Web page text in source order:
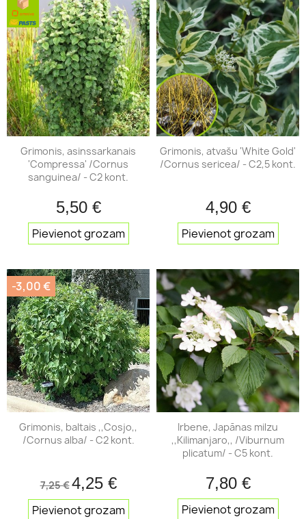
Grimonis, asinssarkanais
'Compressa' /Cornus
sanguinea/ - C2 kont.
5,50 €
Pievienot grozam
Grimonis, atvašu 'White Gold'
/Cornus sericea/ - C2,5 kont.
4,90 €
Pievienot grozam
Grimonis, baltais ,,Cosjo,,
/Cornus alba/ - C2 kont.
7,25 €4,25 €
Pievienot grozam
-3,00 €
Irbene, Japānas milzu
,,Kilimanjaro,, /Viburnum
plicatum/ - C5 kont.
7,80 €
Pievienot grozam